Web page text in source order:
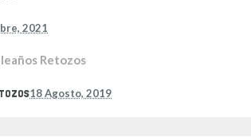
2021
18 Agosto, 2019